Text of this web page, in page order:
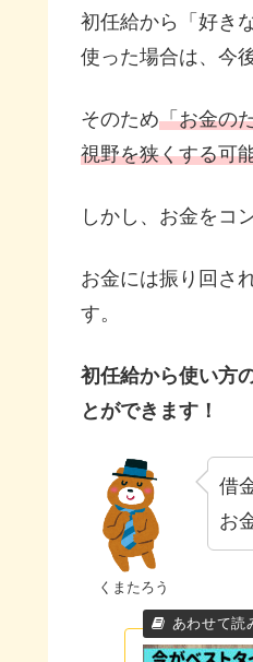
初任給から「好き
使った場合は、今
そのため「お金の
視野を狭くする可
しかし、お金をコ
お金には振り回さ
す。
初任給から使い方
とができます！
くまたろう
借
お